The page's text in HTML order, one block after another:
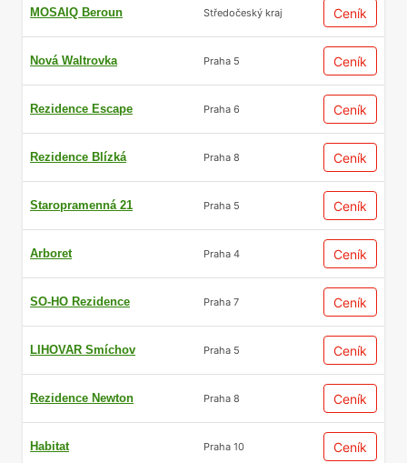
MOSAIQ Beroun Středočeský kraj Ceník
Nová Waltrovka Praha 5 Ceník
Rezidence Escape Praha 6 Ceník
Rezidence Blízká Praha 8 Ceník
Staropramenná 21 Praha 5 Ceník
Arboret Praha 4 Ceník
SO-HO Rezidence Praha 7 Ceník
LIHOVAR Smíchov Praha 5 Ceník
Rezidence Newton Praha 8 Ceník
Habitat Praha 10 Ceník